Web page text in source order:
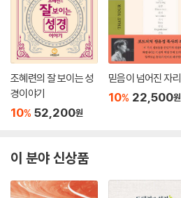
조혜련의 잘 보이는 성
경이야기
10% 52,200원
믿음이 넘어진 자리
10% 22,500원
이 분야 신상품